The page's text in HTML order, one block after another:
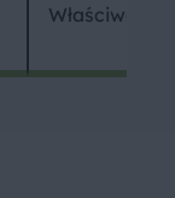
Właściwości